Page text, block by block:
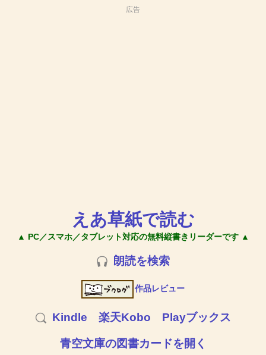
広告
えあ草紙で読む
▲ PC／スマホ／タブレット対応の無料縦書きリーダーです ▲
朗読を検索
作品レビュー
Kindle 楽天Kobo Playブックス
青空文庫の図書カードを開く